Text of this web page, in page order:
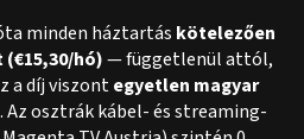
minden háztartás kötelezően
hó)— függetlenül attól,
a díj viszontegyetlen magyar
. Az osztrák kábel- és streaming-